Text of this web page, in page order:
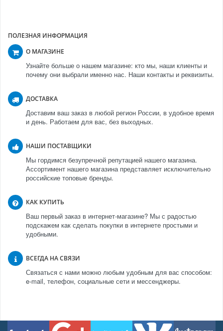
ПОЛЕЗНАЯ ИНФОРМАЦИЯ
О МАГАЗИНЕ
Узнайте больше о нашем магазине: кто мы, наши клиенты и
почему они выбрали именно нас. Наши контакты и реквизиты.
ДОСТАВКА
Доставим ваш заказ в любой регион России, в удобное время
и день. Работаем для вас, без выходных.
НАШИ ПОСТАВЩИКИ
Мы гордимся безупречной репутацией нашего магазина.
Ассортимент нашего магазина представляет исключительно
российские топовые бренды.
КАК КУПИТЬ
Ваш первый заказ в интернет-магазине? Мы с радостью
подскажем как сделать покупки в интернете простыми и
удобными.
ВСЕГДА НА СВЯЗИ
Связаться с нами можно любым удобным для вас способом:
e-mail, телефон, социальные сети и мессенджеры.